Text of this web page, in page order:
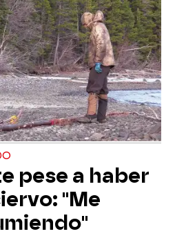
pese a haber
"Me